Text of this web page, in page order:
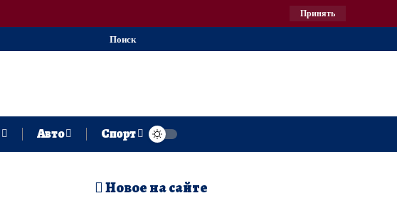
Принять
Поиск
Авто Спорт
Новое на сайте